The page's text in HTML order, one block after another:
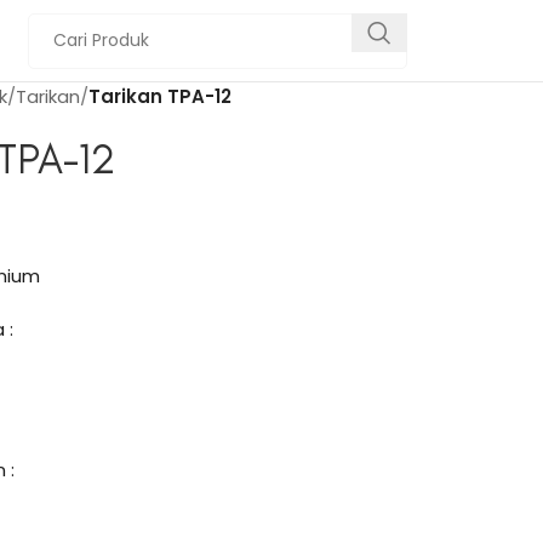
Tarikan Tarikan TPA-12
12
:
: